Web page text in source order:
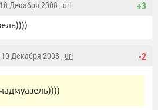
+3
Декабря 2008 , url
-2
10 Декабря 2008 , url